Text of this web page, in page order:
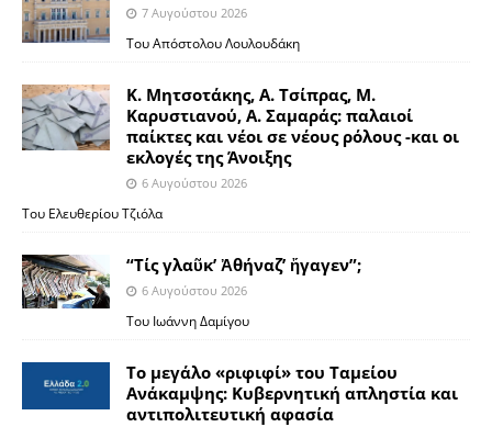
7 Αυγούστου 2026
Του Απόστολου Λουλουδάκη
Κ. Μητσοτάκης, Α. Τσίπρας, Μ.
Καρυστιανού, Α. Σαμαράς: παλαιοί
παίκτες και νέοι σε νέους ρόλους -και οι
εκλογές της Άνοιξης
6 Αυγούστου 2026
Του Ελευθερίου Τζιόλα
“Τίς γλαῦκ’ Ἀθήναζ’ ἤγαγεν”;
6 Αυγούστου 2026
Του Ιωάννη Δαμίγου
Το μεγάλο «ριφιφί» του Ταμείου
Ανάκαμψης: Κυβερνητική απληστία και
αντιπολιτευτική αφασία